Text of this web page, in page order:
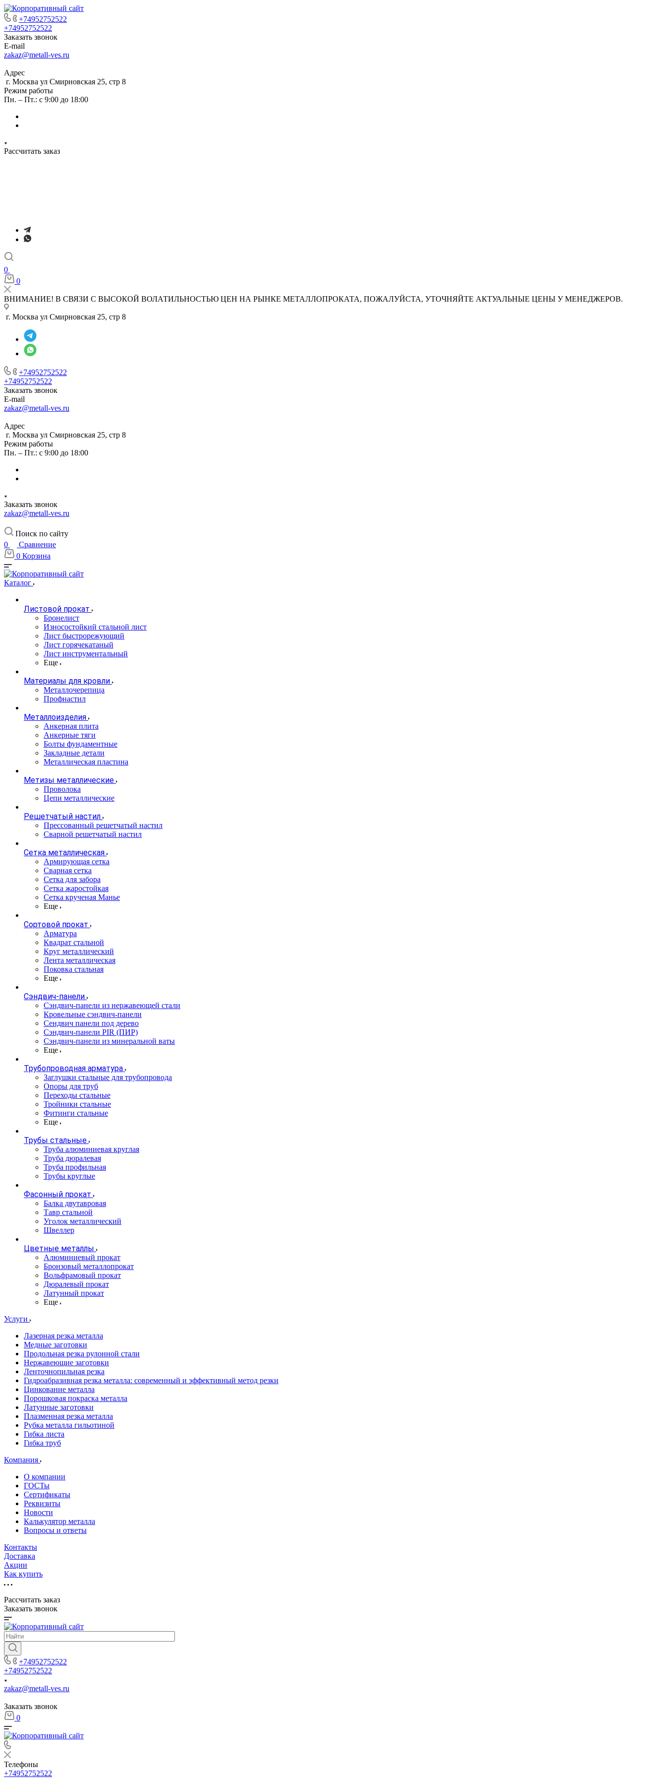
+74952752522
+74952752522
Заказать звонок
E-mail
zakaz@metall-ves.ru
Адрес
г. Москва ул Смирновская 25, стр 8
Режим работы
Пн. – Пт.: с 9:00 до 18:00
Рассчитать заказ
0
0
ВНИМАНИЕ! В СВЯЗИ С ВЫСОКОЙ ВОЛАТИЛЬНОСТЬЮ ЦЕН НА РЫНКЕ МЕТАЛЛОПРОКАТА, ПОЖАЛУЙСТА, УТОЧНЯЙТЕ АКТУАЛЬНЫЕ ЦЕНЫ У МЕНЕДЖЕРОВ.
г. Москва ул Смирновская 25, стр 8
+74952752522
+74952752522
Заказать звонок
E-mail
zakaz@metall-ves.ru
Адрес
г. Москва ул Смирновская 25, стр 8
Режим работы
Пн. – Пт.: с 9:00 до 18:00
Заказать звонок
zakaz@metall-ves.ru
Поиск по сайту
0
Сравнение
0 Корзина
Каталог
Листовой прокат
Бронелист
Износостойкий стальной лист
Лист быстрорежующий
Лист горячекатаный
Лист инструментальный
Еще
Материалы для кровли
Металлочерепица
Профнастил
Металлоизделия
Анкерная плита
Анкерные тяги
Болты фундаментные
Закладные детали
Металлическая пластина
Метизы металлические
Проволока
Цепи металлические
Решетчатый настил
Прессованный решетчатый настил
Сварной решетчатый настил
Сетка металлическая
Армирующая сетка
Сварная сетка
Сетка для забора
Сетка жаростойкая
Сетка крученая Манье
Еще
Сортовой прокат
Арматура
Квадрат стальной
Круг металлический
Лента металлическая
Поковка стальная
Еще
Сэндвич-панели
Cэндвич-панели из нержавеющей стали
Кровельные сэндвич-панели
Сендвич панели под дерево
Сэндвич-панели PIR (ПИР)
Сэндвич-панели из минеральной ваты
Еще
Трубопроводная арматура
Заглушки стальные для трубопровода
Опоры для труб
Переходы стальные
Тройники стальные
Фитинги стальные
Еще
Трубы стальные
Труба алюминиевая круглая
Труба дюралевая
Труба профильная
Трубы круглые
Фасонный прокат
Балка двутавровая
Тавр стальной
Уголок металлический
Швеллер
Цветные металлы
Алюминиевый прокат
Бронзовый металлопрокат
Вольфрамовый прокат
Дюралевый прокат
Латунный прокат
Еще
Услуги
Лазерная резка металла
Медные заготовки
Продольная резка рулонной стали
Нержавеющие заготовки
Ленточнопильная резка
Гидроабразивная резка металла: современный и эффективный метод резки
Цинкование металла
Порошковая покраска металла
Латунные заготовки
Плазменная резка металла
Рубка металла гильотиной
Гибка листа
Гибка труб
Компания
О компании
ГОСТы
Сертификаты
Реквизиты
Новости
Калькулятор металла
Вопросы и ответы
Контакты
Доставка
Акции
Как купить
Рассчитать заказ
Заказать звонок
+74952752522
+74952752522
zakaz@metall-ves.ru
Заказать звонок
0
Телефоны
+74952752522